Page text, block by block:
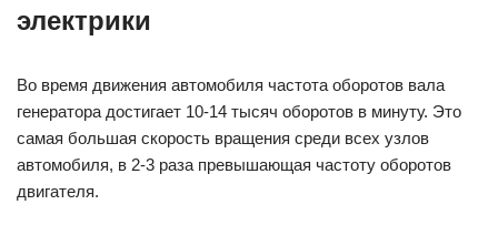
электрики
Во время движения автомобиля частота оборотов вала
генератора достигает 10-14 тысяч оборотов в минуту. Это
самая большая скорость вращения среди всех узлов
автомобиля, в 2-3 раза превышающая частоту оборотов
двигателя.